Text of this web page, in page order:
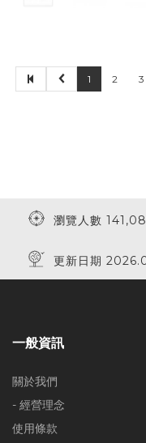
1 2 3
瀏覽人數
更新日期
一般資訊
關於我們
- 經營理念
使用條款